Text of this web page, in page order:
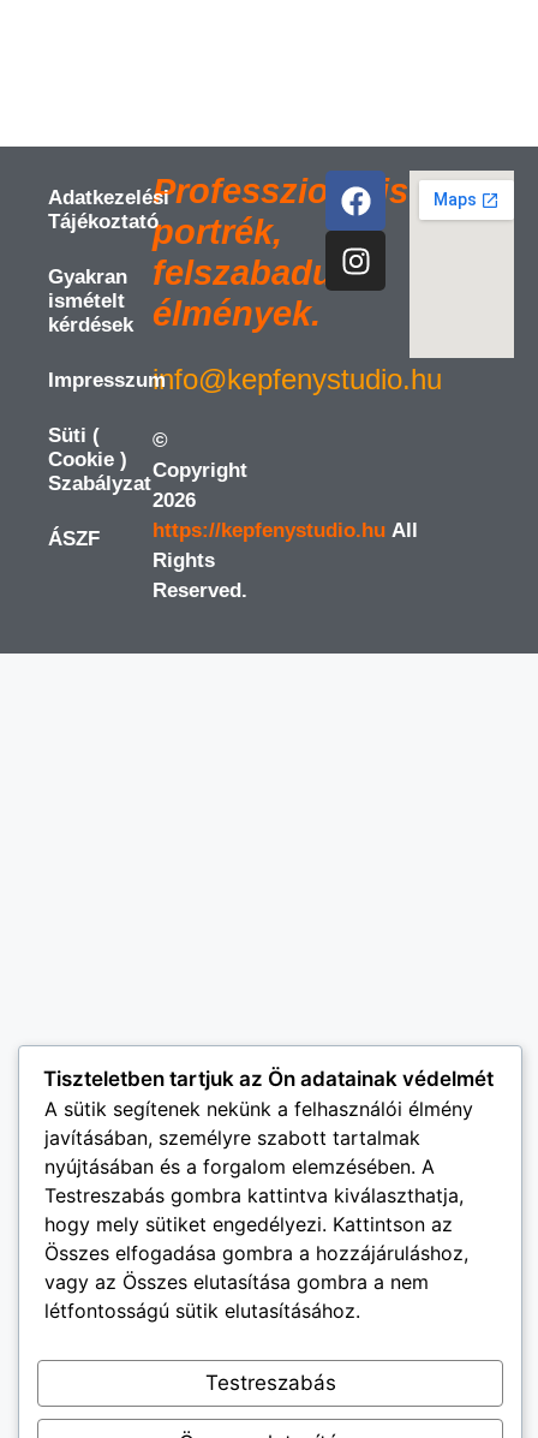
Adatkezelési
Tájékoztató
Gyakran
ismételt
kérdések
Impresszum
Süti (
Cookie )
Szabályzat
ÁSZF
Professzionális
portrék,
felszabadult
élmények.
info@kepfenystudio.hu
©
Copyright
2026
https://kepfenystudio.hu All
Rights
Reserved.
Tiszteletben tartjuk az Ön adatainak védelmét
A sütik segítenek nekünk a felhasználói élmény
javításában, személyre szabott tartalmak
nyújtásában és a forgalom elemzésében. A
Testreszabás gombra kattintva kiválaszthatja,
hogy mely sütiket engedélyezi. Kattintson az
Összes elfogadása gombra a hozzájáruláshoz,
vagy az Összes elutasítása gombra a nem
létfontosságú sütik elutasításához.
Testreszabás